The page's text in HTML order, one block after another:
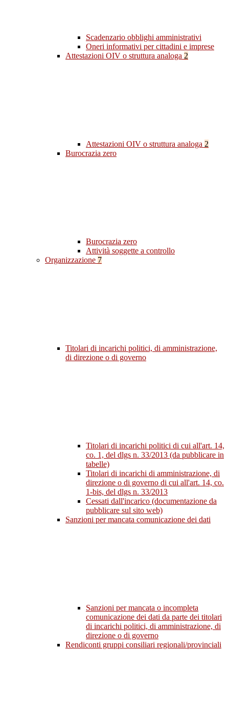
Scadenzario obblighi amministrativi
Oneri informativi per cittadini e imprese
Attestazioni OIV o struttura analoga 2
Attestazioni OIV o struttura analoga 2
Burocrazia zero
Burocrazia zero
Attività soggette a controllo
Organizzazione 7
Titolari di incarichi politici, di amministrazione,
di direzione o di governo
Titolari di incarichi politici di cui all'art. 14,
co. 1, del dlgs n. 33/2013 (da pubblicare in
tabelle)
Titolari di incarichi di amministrazione, di
direzione o di governo di cui all'art. 14, co.
1-bis, del dlgs n. 33/2013
Cessati dall'incarico (documentazione da
pubblicare sul sito web)
Sanzioni per mancata comunicazione dei dati
Sanzioni per mancata o incompleta
comunicazione dei dati da parte dei titolari
di incarichi politici, di amministrazione, di
direzione o di governo
Rendiconti gruppi consiliari regionali/provinciali